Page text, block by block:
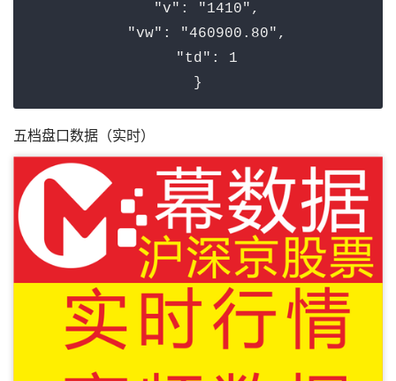
"v" : "1410" ,
"vw" : "460900.80" ,
"td" : 1
五档盘口数据（实时）